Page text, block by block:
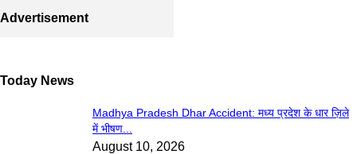
Advertisement
Today News
Madhya Pradesh Dhar Accident: मध्य प्रदेश के धार ज़िले
में भीषण...
August 10, 2026